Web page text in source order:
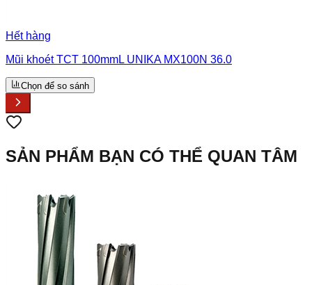
Hết hàng
Mũi khoét TCT 100mmL UNIKA MX100N 36.0
Chọn để so sánh
SẢN PHẨM BẠN CÓ THỂ QUAN TÂM